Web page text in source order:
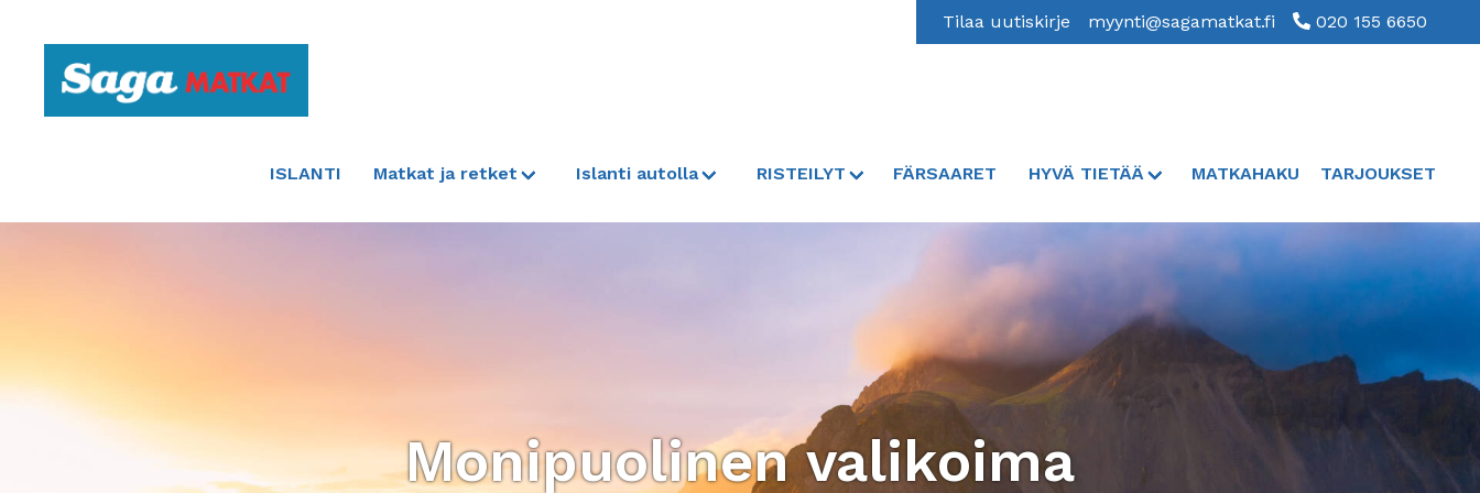
Tilaa uutiskirje myynti@sagamatkat.fi 020 155 6650
Etusivulle
ISLANTI Matkat ja retket Islanti autolla RISTEILYT FÄRSAARET HYVÄ TIETÄÄ MATKAHAKU TARJOUKSET
Monipuolinen valikoima